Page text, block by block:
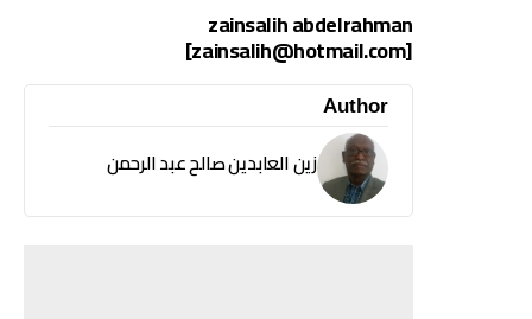
zainsalih abdelrahman
[zainsalih@hotmail.com]
Author
زين العابدين صالح عبد الرحمن